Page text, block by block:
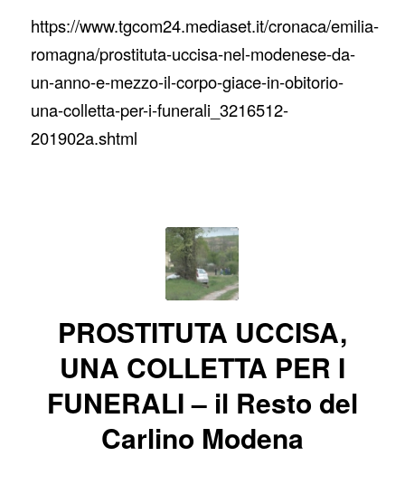
https://www.tgcom24.mediaset.it/cronaca/emilia-
romagna/prostituta-uccisa-nel-modenese-da-
un-anno-e-mezzo-il-corpo-giace-in-obitorio-
una-colletta-per-i-funerali_3216512-
201902a.shtml
PROSTITUTA UCCISA,
UNA COLLETTA PER I
FUNERALI – il Resto del
Carlino Modena